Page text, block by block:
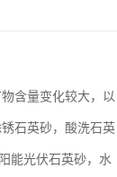
含量变化较大，以
石英砂，酸洗石英
能光伏石英砂，水